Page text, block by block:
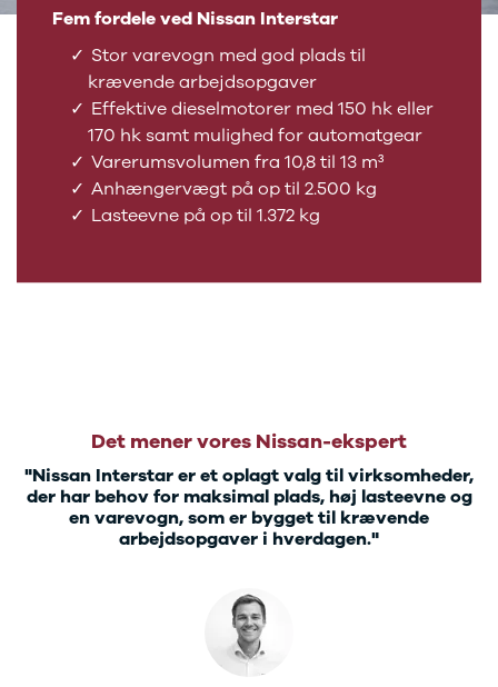
Fem fordele ved Nissan Interstar
Stor varevogn med god plads til
krævende arbejdsopgaver
Effektive dieselmotorer med 150 hk eller
170 hk samt mulighed for automatgear
Varerumsvolumen fra 10,8 til 13 m³
Anhængervægt på op til 2.500 kg
Lasteevne på op til 1.372 kg
Det mener vores Nissan-ekspert
"Nissan Interstar er et oplagt valg til virksomheder,
der har behov for maksimal plads, høj lasteevne og
en varevogn, som er bygget til krævende
arbejdsopgaver i hverdagen."